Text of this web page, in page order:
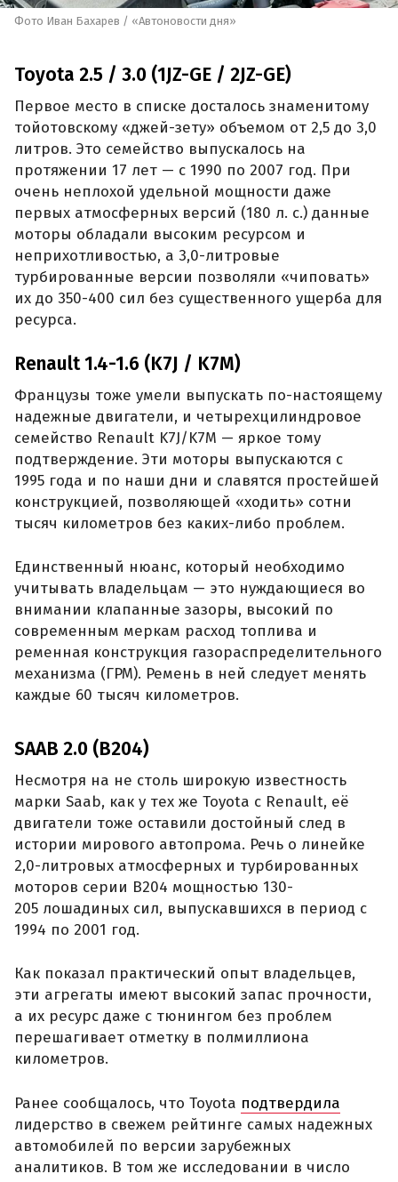
Фото Иван Бахарев / «Автоновости дня»
Toyota 2.5 / 3.0 (1JZ-GE / 2JZ-GE)
Первое место в списке досталось знаменитому
тойотовскому «джей-зету» объемом от 2,5 до 3,0
литров. Это семейство выпускалось на
протяжении 17 лет — с 1990 по 2007 год. При
очень неплохой удельной мощности даже
первых атмосферных версий (180 л. с.) данные
моторы обладали высоким ресурсом и
неприхотливостью, а 3,0-литровые
турбированные версии позволяли «чиповать»
их до 350-400 сил без существенного ущерба для
ресурса.
Renault 1.4-1.6 (K7J / K7M)
Французы тоже умели выпускать по-настоящему
надежные двигатели, и четырехцилиндровое
семейство Renault K7J/K7M — яркое тому
подтверждение. Эти моторы выпускаются с
1995 года и по наши дни и славятся простейшей
конструкцией, позволяющей «ходить» сотни
тысяч километров без каких-либо проблем.
Единственный нюанс, который необходимо
учитывать владельцам — это нуждающиеся во
внимании клапанные зазоры, высокий по
современным меркам расход топлива и
ременная конструкция газораспределительного
механизма (ГРМ). Ремень в ней следует менять
каждые 60 тысяч километров.
SAAB 2.0 (B204)
Несмотря на не столь широкую известность
марки Saab, как у тех же Toyota с Renault, её
двигатели тоже оставили достойный след в
истории мирового автопрома. Речь о линейке
2,0-литровых атмосферных и турбированных
моторов серии B204 мощностью 130-
205 лошадиных сил, выпускавшихся в период с
1994 по 2001 год.
Как показал практический опыт владельцев,
эти агрегаты имеют высокий запас прочности,
а их ресурс даже с тюнингом без проблем
перешагивает отметку в полмиллиона
километров.
Ранее сообщалось, что Toyota подтвердила
лидерство в свежем рейтинге самых надежных
автомобилей по версии зарубежных
аналитиков. В том же исследовании в число